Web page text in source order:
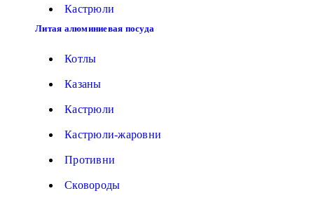
Кастрюли
Литая алюминиевая посуда
Котлы
Казаны
Кастрюли
Кастрюли-жаровни
Противни
Сковороды